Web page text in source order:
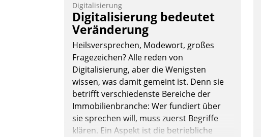
Teilnehmer kurzweilige Einblicke in
innovative Cloud-Strategien und -
Lösungen mit hohem Zukunftspotenzial.
Andreas Lerchner
Digitalisierung
Digitalisierung bedeutet
Veränderung
Heilsversprechen, Modewort, großes
Fragezeichen? Alle reden von
Digitalisierung, aber die Wenigsten
wissen, was damit gemeint ist. Denn sie
betrifft verschiedenste Bereiche der
Immobilienbranche: Wer fundiert über
sie sprechen will, muss zuerst Begriffe
klären. Ein Aspekt ist die betriebliche